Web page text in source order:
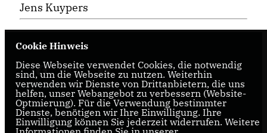
Jens Kuypers
IMPRESSUM DATENSCHUTZ KONTAKT
Cookie Hinweis
Diese Webseite verwendet Cookies, die notwendig
sind, um die Webseite zu nutzen. Weiterhin
verwenden wir Dienste von Drittanbietern, die uns
helfen, unser Webangebot zu verbessern (Website-
Optmierung). Für die Verwendung bestimmter
Dienste, benötigen wir Ihre Einwilligung. Ihre
Einwilligung können Sie jederzeit widerrufen. Weitere